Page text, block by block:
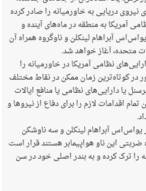
دریایی به خاورمیانه را صادر کرده
آمریکا به منطقه در ماه‌های آینده و
آبراهام لینکلن و ناوگروه همراه آن
متحده، آغاز خواهد شد.
نظامی آمریکا در خاورمیانه را
در کوتاه‌ترین زمان ممکن در نقاط مختلف
یا دارایی‌های نظامی یا منافع ایالات
اقدامات لازم را برای دفاع از نیروها و
یواس‌اس آبراهام لینکلن و سه ناوشکن
ضربتی این ناو هواپیمابر هستند قرار است
را ترک کرده و به بندر اصلی خود در سن